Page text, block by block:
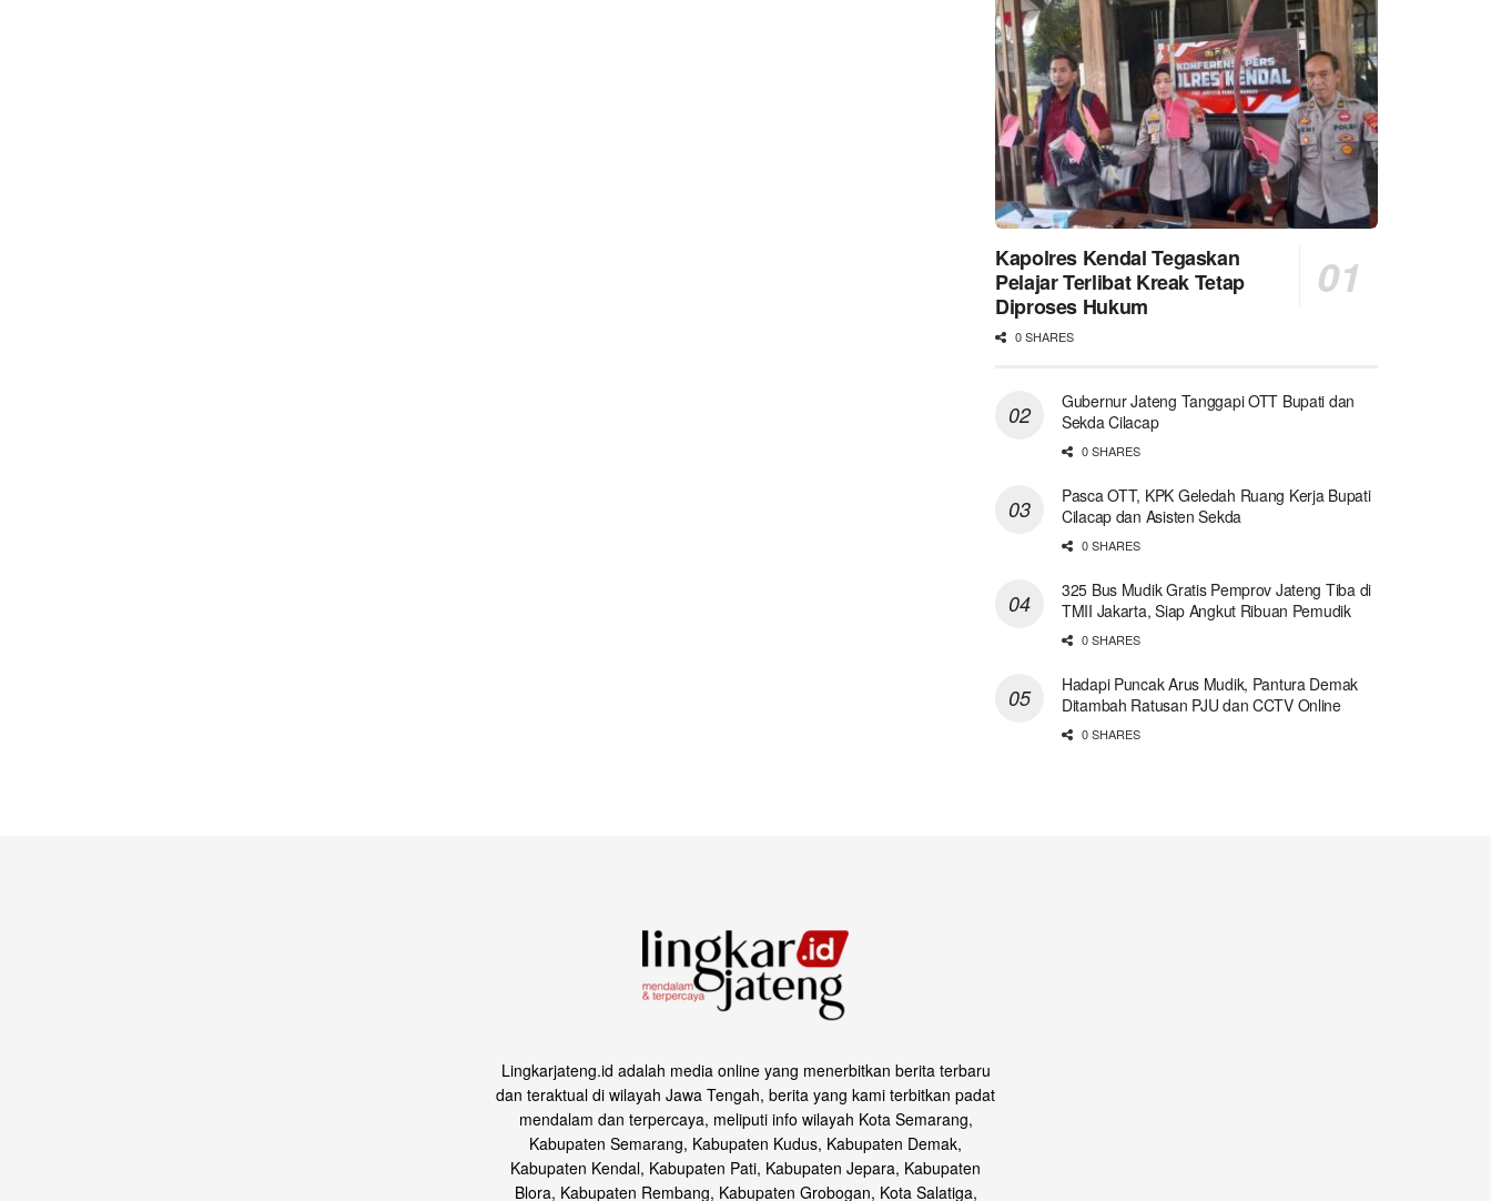
Kapolres Kendal Tegaskan
Pelajar Terlibat Kreak Tetap
Diproses Hukum
0 SHARES
Gubernur Jateng Tanggapi OTT Bupati dan
Sekda Cilacap
0 SHARES
Pasca OTT, KPK Geledah Ruang Kerja Bupati
Cilacap dan Asisten Sekda
0 SHARES
325 Bus Mudik Gratis Pemprov Jateng Tiba di
TMII Jakarta, Siap Angkut Ribuan Pemudik
0 SHARES
Hadapi Puncak Arus Mudik, Pantura Demak
Ditambah Ratusan PJU dan CCTV Online
0 SHARES
Lingkarjateng.id adalah media online yang menerbitkan berita terbaru
dan teraktual di wilayah Jawa Tengah, berita yang kami terbitkan padat
mendalam dan terpercaya, meliputi info wilayah Kota Semarang,
Kabupaten Semarang, Kabupaten Kudus, Kabupaten Demak,
Kabupaten Kendal, Kabupaten Pati, Kabupaten Jepara, Kabupaten
Blora, Kabupaten Rembang, Kabupaten Grobogan, Kota Salatiga,